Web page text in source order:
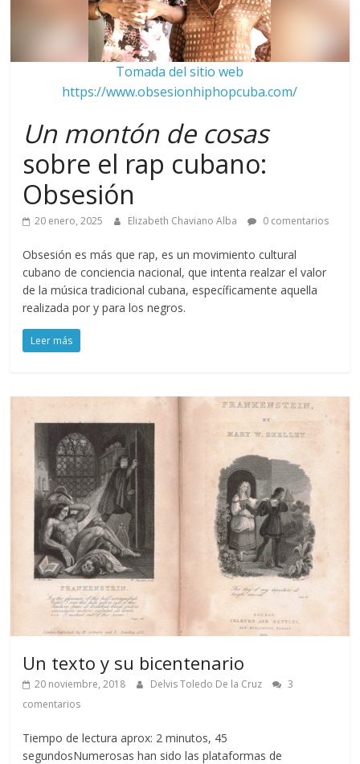
Tomada del sitio web
https://www.obsesionhiphopcuba.com/
Un montón de cosas
sobre el rap cubano:
Obsesión
20 enero, 2025 Elizabeth Chaviano Alba 0 comentarios
Obsesión es más que rap, es un movimiento cultural
cubano de conciencia nacional, que intenta realzar el valor
de la música tradicional cubana, específicamente aquella
realizada por y para los negros.
Leer más
Un texto y su bicentenario
20 noviembre, 2018 Delvis Toledo De la Cruz
3
comentarios
Tiempo de lectura aprox: 2 minutos, 45
segundosNumerosas han sido las plataformas de